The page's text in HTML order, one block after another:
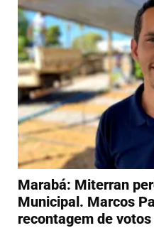
Marabá: Miterran
Municipal. Marcos
recontagem de votos